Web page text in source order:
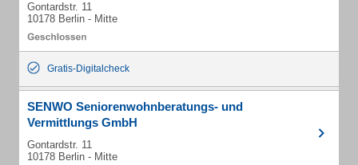
Gontardstr. 11
10178 Berlin - Mitte
Gratis-Digitalcheck
SENWO Seniorenwohnberatungs- und
Vermittlungs GmbH
Gontardstr. 11
10178 Berlin - Mitte